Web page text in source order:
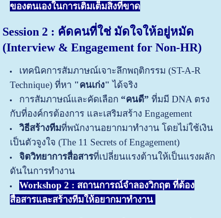
ของตนเองในการเติมเต็มสิ่งที่ขาด
Session 2 : คัดคนที่ใช่ มัดใจให้อยู่หมัด
(Interview & Engagement for Non-HR)
เทคนิคการสัมภาษณ์เจาะลึกพฤติกรรม (ST-A-R
Technique) ที่หา "คนเก่ง" ได้จริง
การสัมภาษณ์และคัดเลือก “คนดี” ที่มมี DNA ตรง
กับที่องค์กรต้องการ และเสริมสร้าง Engagement
วิธีสร้างทีมที่พนักงานอยากมาทำงาน โดยไม่ใช้เงิน
เป็นตัวจูงใจ (The 11 Secrets of Engagement)
จิตวิทยาการสื่อสารที่เปลี่ยนแรงต้านให้เป็นแรงผลัก
ดันในการทำงาน
Workshop 2 : สถานการณ์จำลองวิกฤต ที่ต้อง
สื่อสารและสร้างทีมให้อยากมาทำงาน